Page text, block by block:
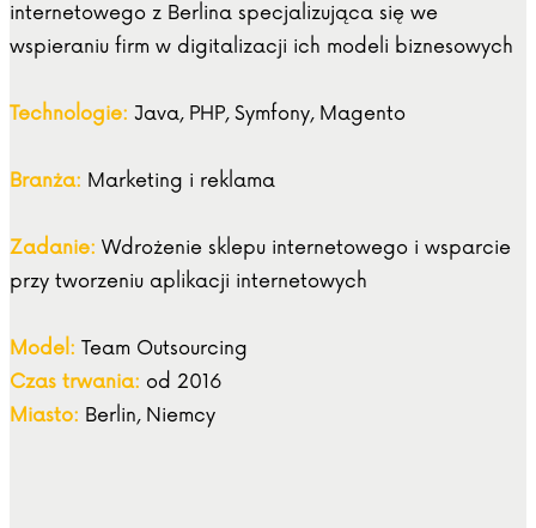
internetowego z Berlina specjalizująca się we
wspieraniu firm w digitalizacji ich modeli biznesowych
Technologie: Java, PHP, Symfony, Magento
Branża: Marketing i reklama
Zadanie: Wdrożenie sklepu internetowego i wsparcie
przy tworzeniu aplikacji internetowych
Model: Team Outsourcing
Czas trwania: od 2016
Miasto: Berlin, Niemcy